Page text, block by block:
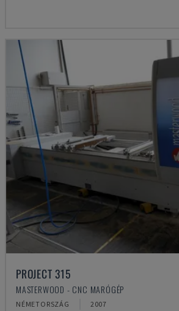
PROJECT 315
MASTERWOOD - CNC MARÓGÉP
NÉMETORSZÁG 2007